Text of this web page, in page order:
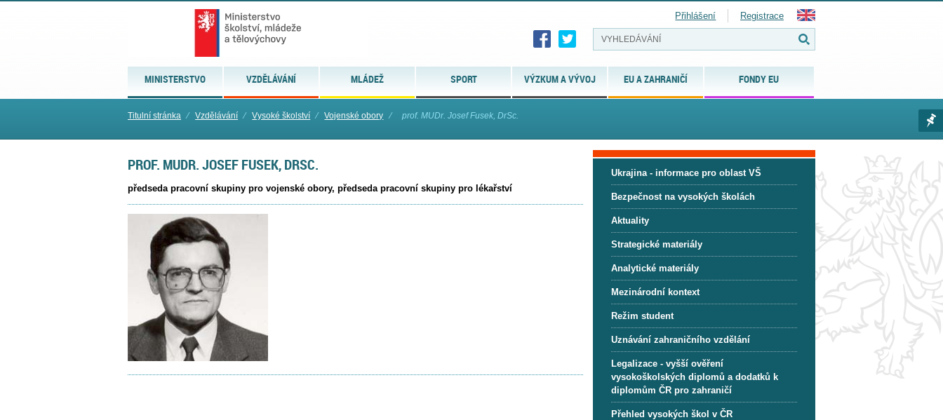
MINISTERSTVO VZDĚLÁVÁNÍ MLÁDEŽ SPORT VÝZKUM A VÝVOJ EU A ZAHRANIČÍ FONDY EU
Přihlášení Registrace
Titulní stránka ⁄ Vzdělávání ⁄ Vysoké školství ⁄ Vojenské obory ⁄ prof. MUDr. Josef Fusek, DrSc.
PROF. MUDR. JOSEF FUSEK, DRSC.
předseda pracovní skupiny pro vojenské obory, předseda pracovní skupiny pro lékařství
Ukrajina - informace pro oblast VŠ
Bezpečnost na vysokých školách
Aktuality
Strategické materiály
Analytické materiály
Mezinárodní kontext
Režim student
Uznávání zahraničního vzdělání
Legalizace - vyšší ověření
vysokoškolských diplomů a dodatků k
diplomům ČR pro zahraničí
Přehled vysokých škol v ČR